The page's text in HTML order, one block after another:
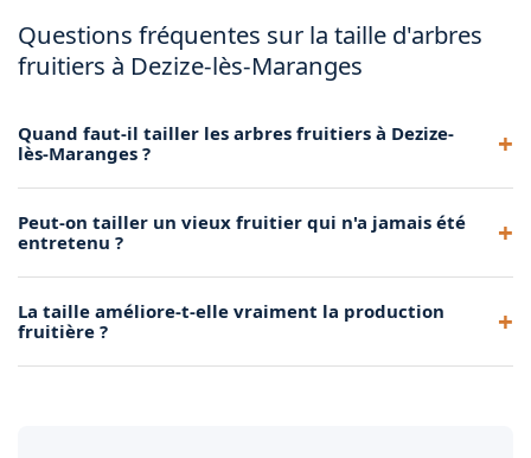
Questions fréquentes sur la taille d'arbres
fruitiers à Dezize-lès-Maranges
Quand faut-il tailler les arbres fruitiers à Dezize-
lès-Maranges ?
novembre à mars. Les arbres à noyaux (cerisiers, pruniers)
Peut-on tailler un vieux fruitier qui n'a jamais été
entretenu ?
sur 2 à 3 ans. Nous redonnons forme et vigueur à vos vieux
La taille améliore-t-elle vraiment la production
fruitière ?